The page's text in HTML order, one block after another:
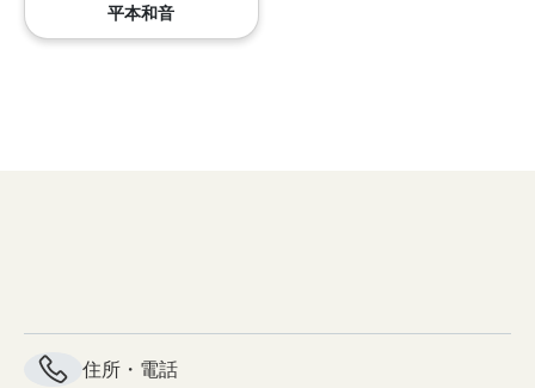
平本和音
住所・電話